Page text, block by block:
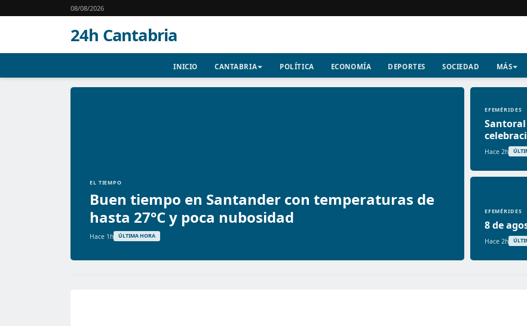
08/08/2026
24h Cantabria
INICIO CANTABRIA POLÍTICA ECONOMÍA DEPORTES SOCIEDAD MÁS
EL TIEMPO
Buen tiempo en Santander con temperaturas de
hasta 27°C y poca nubosidad
Hace 1h ÚLTIMA HORA
EFEMÉRIDES
Santoral
Hace 2h
EFEMÉRIDES
8 de
Hace 2h